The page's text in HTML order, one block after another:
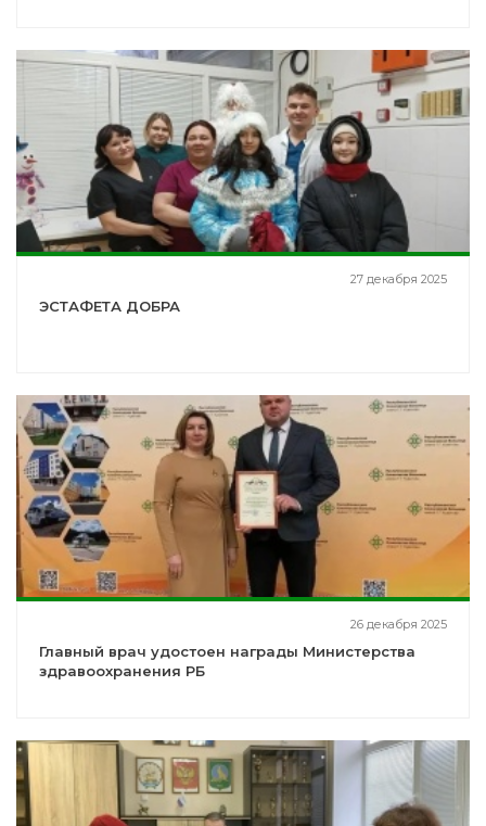
27 декабря 2025
ЭСТАФЕТА ДОБРА
26 декабря 2025
Главный врач удостоен награды Министерства
здравоохранения РБ